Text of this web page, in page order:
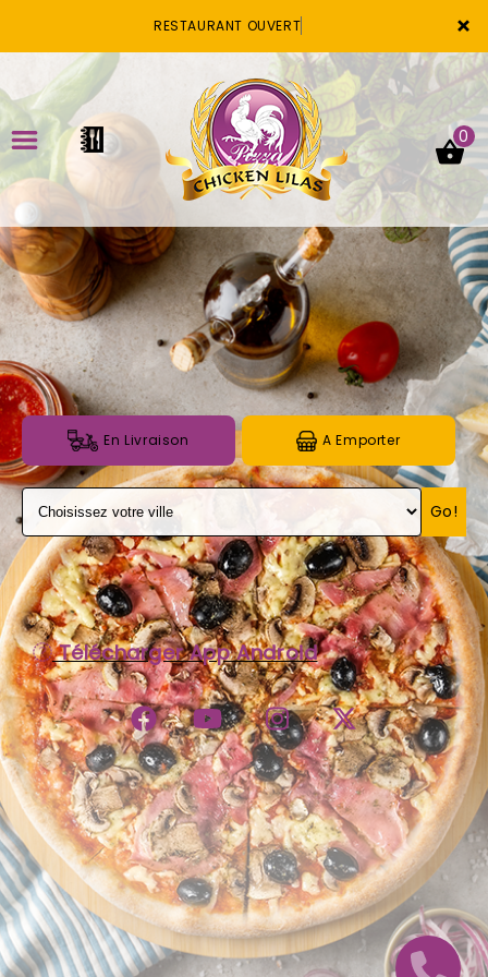
×
RESTAURANT OUVERT
ACCUEIL
LA CARTE
VOTRE COMPTE
NOTRE RESTAURANT
VOS AVIS
MENTIONS LÉGALES
0
En Livraison A Emporter
Go!
Télécharger App Android